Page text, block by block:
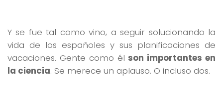
Y se fue tal como vino, a seguir solucionando la
vida de los españoles y sus planificaciones de
vacaciones. Gente como él son importantes en
la ciencia. Se merece un aplauso. O incluso dos.